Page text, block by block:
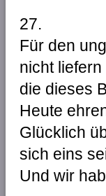
27.
Für den
nicht
die dieses
Heute
Glücklich
sich eins
Und wir